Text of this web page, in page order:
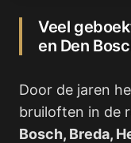
Veel
en Den
Door de jaren
bruiloften in de
Bosch, Breda,